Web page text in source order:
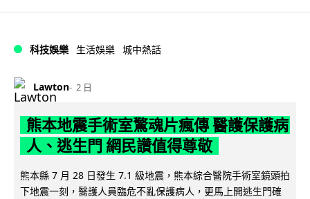
科技娛樂 生活娛樂 城中熱話
Lawton 2 日
熊本地震手術室驚魂片瘋傳 醫護保護病
人、逃生門 網民讚值得尊敬
熊本縣 7 月 28 日發生 7.1 級地震，熊本綜合醫院手術室鏡頭拍
下地震一刻，醫護人員臨危不亂保護病人，更馬上開逃生門確